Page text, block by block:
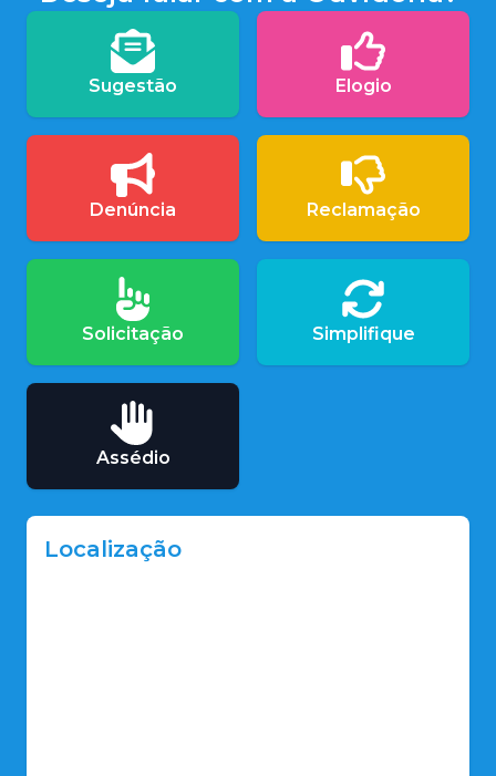
Sugestão Elogio
Denúncia Reclamação
Solicitação Simplifique
Assédio
Localização